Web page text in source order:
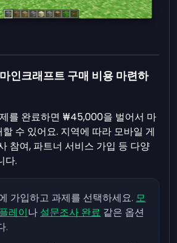
인크래프트 구매 비용 마련하
를 완료하면 ₩45,000을 벌어서 마
수 있어요. 지역에 따라 모바일 게
참여, 파트너 서비스 가입 등 다양
다.
가입하고 과제를 선택하세요. 모
레이나 설문조사 완료 같은 옵션
.